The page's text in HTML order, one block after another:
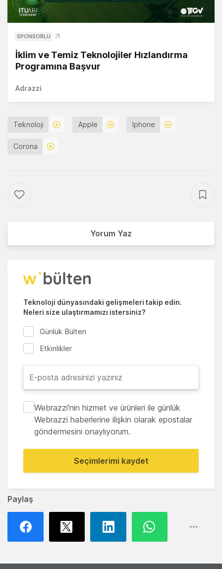
Paylaş
SPONSORLU
İklim ve Temiz Teknolojiler Hızlandırma
Programına Başvur
Adrazzi
Teknoloji Apple Iphone
Corona
Yorum Yaz
Teknoloji dünyasındaki gelişmeleri takip edin.
Neleri size ulaştırmamızı istersiniz?
Günlük Bülten
Etkinlikler
Webrazzi'nin hizmet ve ürünleri ile günlük
Webrazzi haberlerine ilişkin olarak epostalar
göndermesini onaylıyorum.
Seçimlerimi kaydet